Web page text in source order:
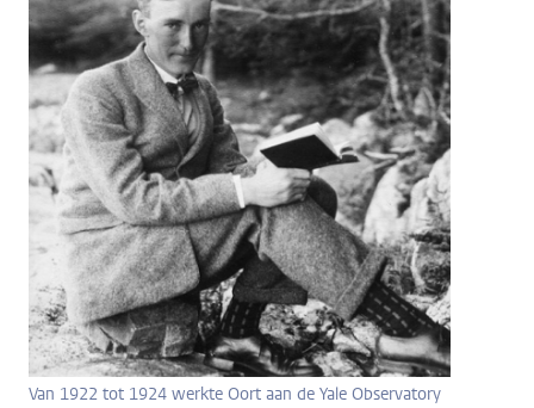
Van 1922 tot 1924 werkte Oort aan de Yale Observatory